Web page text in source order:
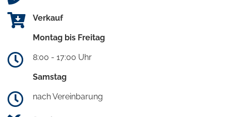
Verkauf
Montag bis Freitag
8:00 - 17:00 Uhr
Samstag
nach Vereinbarung